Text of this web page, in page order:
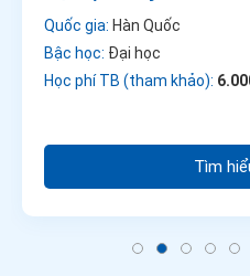
Quốc gia: Hàn Quốc
Bậc học: Đại học
Học phí TB (tham khảo):
Tìm